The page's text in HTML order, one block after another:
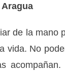
Aragua
de la mano
vida. No